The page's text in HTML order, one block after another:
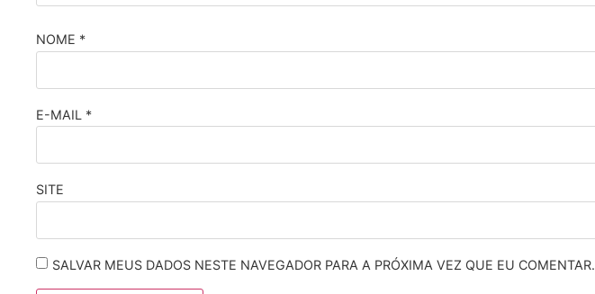
NOME *
E-MAIL *
SITE
SALVAR MEUS DADOS NESTE NAVEGADOR PARA A PRÓXIMA VEZ QUE EU COMENTAR.